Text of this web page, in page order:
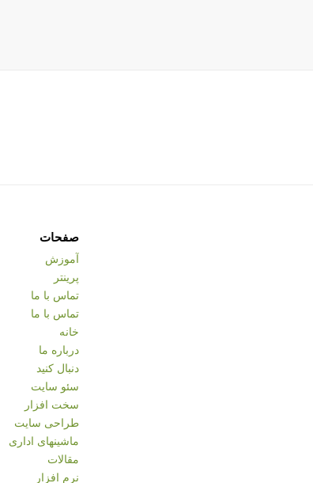
صفحات
آموزش
پرینتر
تماس با ما
تماس با ما
خانه
درباره ما
دنبال کنید
سئو سایت
سخت افزار
طراحی سایت
ماشینهای اداری
مقالات
نرم افزار